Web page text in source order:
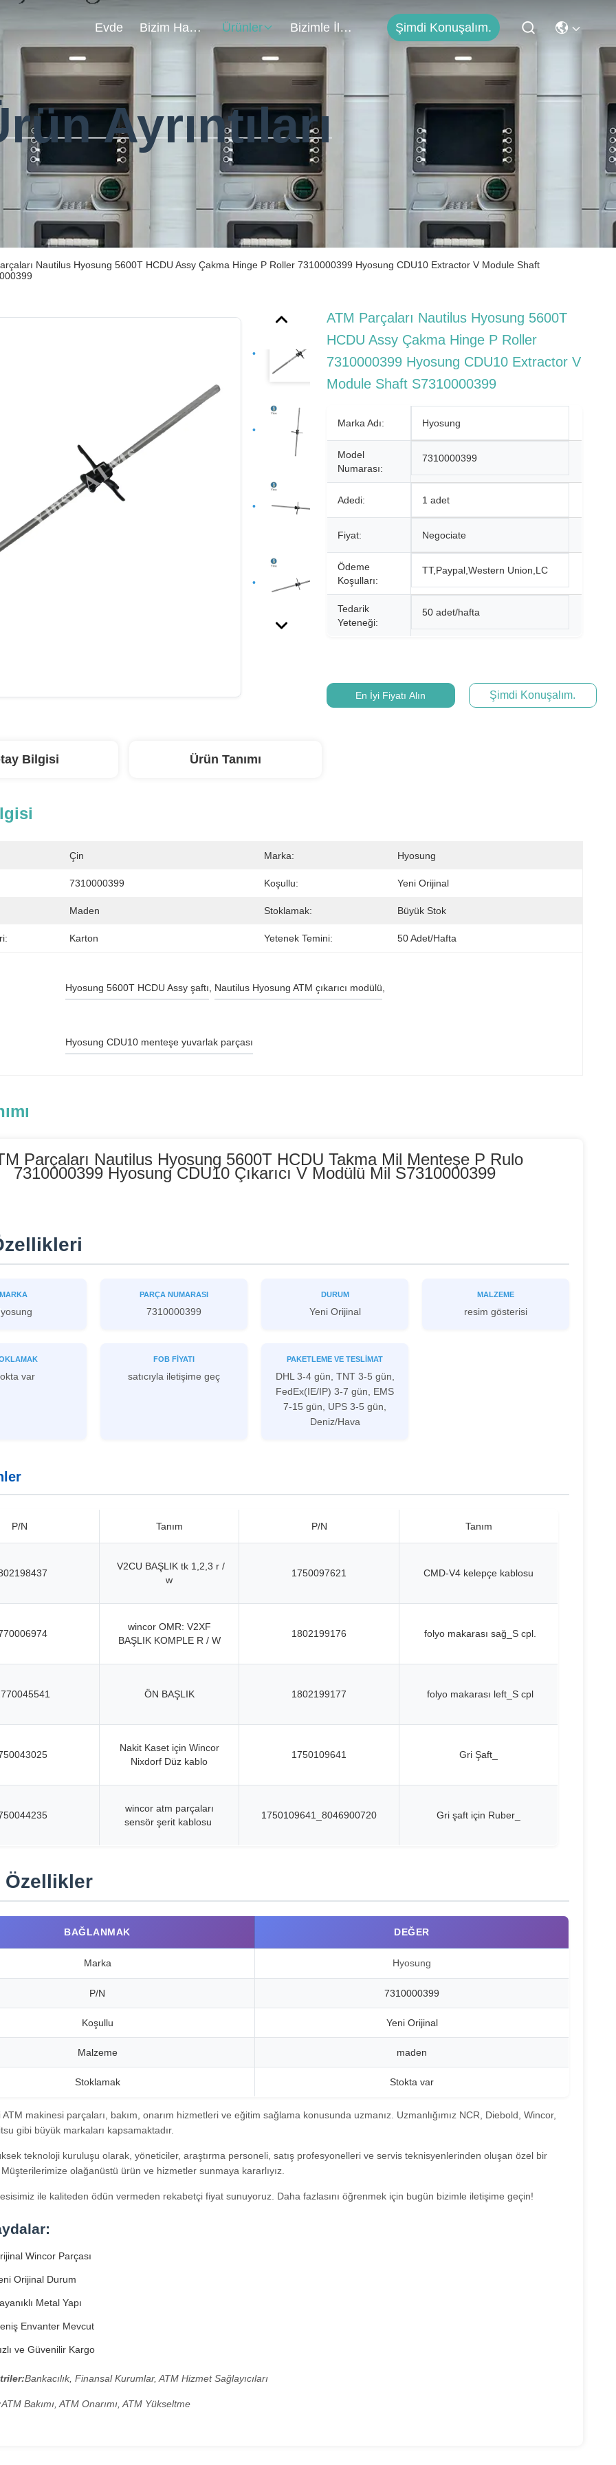
Evde Bizim Hakkımızda Ürünler Bizimle İletişim Şimdi Konuşalım.
Ayrıntıları
Nautilus Hyosung 5600T HCDU Assy Çakma Hinge P Roller 7310000399 Hyosung CDU10 Extractor V Module Shaft
ATM Parçaları Nautilus Hyosung 5600T
HCDU Assy Çakma Hinge P Roller
7310000399 Hyosung CDU10 Extractor V
Module Shaft S7310000399
Marka Adı: Hyosung
Model
Numarası:
7310000399
Adedi: 1 adet
Fiyat: Negociate
Ödeme
Koşulları:
TT,Paypal,Western Union,LC
Tedarik
Yeteneği:
50 adet/hafta
En İyi Fiyatı Alın Şimdi Konuşalım.
Bilgisi Ürün Tanımı
Çin Marka: Hyosung
7310000399 Koşullu: Yeni Orijinal
Maden Stoklamak: Büyük Stok
Karton Yetenek Temini: 50 Adet/hafta
Hyosung 5600T HCDU Assy şaftı Nautilus Hyosung ATM çıkarıcı modülü
Hyosung CDU10 menteşe yuvarlak parçası
Parçaları Nautilus Hyosung 5600T HCDU Takma Mil Menteşe P Rulo
7310000399 Hyosung CDU10 Çıkarıcı V Modülü Mil S7310000399
MARKA PARÇA NUMARASI
7310000399
DURUM
Yeni Orijinal
MALZEME
resim gösterisi
var
FOB FIYATI
satıcıyla iletişime geç
PAKETLEME VE TESLIMAT
DHL 3-4 gün, TNT 3-5 gün,
FedEx(IE/IP) 3-7 gün, EMS
7-15 gün, UPS 3-5 gün,
Deniz/Hava
P/N Tanım P/N Tanım
V2CU BAŞLIK tk 1,2,3 r /
w
1750097621 CMD-V4 kelepçe kablosu
wincor OMR: V2XF
BAŞLIK KOMPLE R / W
1802199176 folyo makarası sağ_S cpl.
ÖN BAŞLIK 1802199177 folyo makarası left_S cpl
Nakit Kaset için Wincor
Nixdorf Düz kablo
1750109641 Gri Şaft_
wincor atm parçaları
sensör şerit kablosu
1750109641_8046900720 Gri şaft için Ruber_
Özellikler
BAĞLANMAK DEĞER
Marka Hyosung
P/N 7310000399
Koşullu Yeni Orijinal
Malzeme maden
Stoklamak Stokta var
makinesi parçaları, bakım, onarım hizmetleri ve eğitim sağlama konusunda uzmanız. Uzmanlığımız NCR, Diebold, Wincor,
gibi büyük markaları kapsamaktadır.
teknoloji kuruluşu olarak, yöneticiler, araştırma personeli, satış profesyonelleri ve servis teknisyenlerinden oluşan özel bir
olağanüstü ürün ve hizmetler sunmaya kararlıyız.
ile kaliteden ödün vermeden rekabetçi fiyat sunuyoruz. Daha fazlasını öğrenmek için bugün bizimle iletişime geçin!
Wincor Parçası
Orijinal Durum
Metal Yapı
Envanter Mevcut
ve Güvenilir Kargo
Bankacılık, Finansal Kurumlar, ATM Hizmet Sağlayıcıları
ATM Bakımı, ATM Onarımı, ATM Yükseltme